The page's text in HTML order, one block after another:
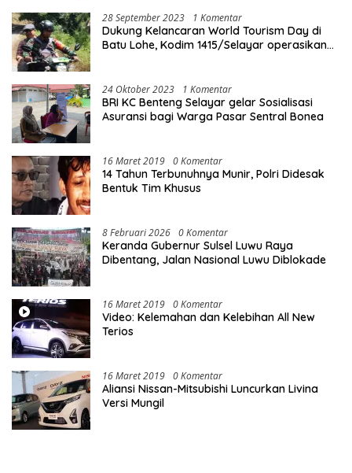
28 September 2023 1 Komentar
Dukung Kelancaran World Tourism Day di
Batu Lohe, Kodim 1415/Selayar operasikan
24 Oktober 2023 1 Komentar
BRI KC Benteng Selayar gelar Sosialisasi
Asuransi bagi Warga Pasar Sentral Bonea
16 Maret 2019 0 Komentar
14 Tahun Terbunuhnya Munir, Polri Didesak
Bentuk Tim Khusus
8 Februari 2026 0 Komentar
Keranda Gubernur Sulsel Luwu Raya
Dibentang, Jalan Nasional Luwu Diblokade
16 Maret 2019 0 Komentar
Video: Kelemahan dan Kelebihan All New
Terios
16 Maret 2019 0 Komentar
Aliansi Nissan-Mitsubishi Luncurkan Livina
Versi Mungil